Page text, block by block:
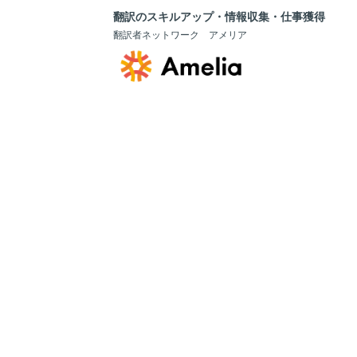
翻訳のスキルアップ・情報収集・仕事獲得
翻訳者ネットワーク アメリア